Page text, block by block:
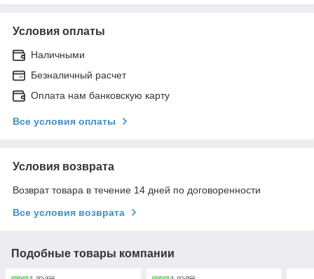
Условия оплаты
Наличными
Безналичный расчет
Оплата нам банковскую карту
Все условия оплаты
Условия возврата
Возврат товара в течение 14 дней по договоренности
Все условия возврата
Подобные товары компании